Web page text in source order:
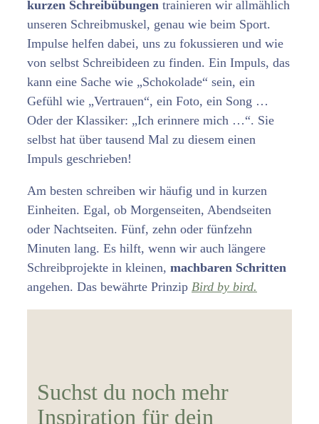
kurzen Schreibübungen trainieren wir allmählich
unseren Schreibmuskel, genau wie beim Sport.
Impulse helfen dabei, uns zu fokussieren und wie
von selbst Schreibideen zu finden. Ein Impuls, das
kann eine Sache wie „Schokolade“ sein, ein
Gefühl wie „Vertrauen“, ein Foto, ein Song …
Oder der Klassiker: „Ich erinnere mich …“. Sie
selbst hat über tausend Mal zu diesem einen
Impuls geschrieben!
Am besten schreiben wir häufig und in kurzen
Einheiten. Egal, ob Morgenseiten, Abendseiten
oder Nachtseiten. Fünf, zehn oder fünfzehn
Minuten lang. Es hilft, wenn wir auch längere
Schreibprojekte in kleinen, machbaren Schritten
angehen. Das bewährte Prinzip Bird by bird.
Suchst du noch mehr
Inspiration für dein